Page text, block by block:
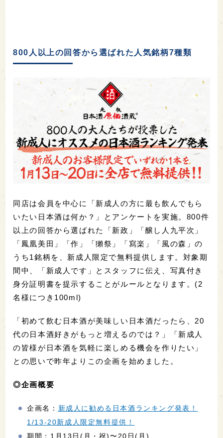
800人以上の回答から選ばれた人気銘柄7種類
同店は会員を中心に「新成人の方に最も飲んでもら
いたい日本酒は何か？」とアンケートを実施。800件
以上の回答から選ばれた「新政」「醸し人九平次」
「鳳凰美田」「作」「獺祭」「寫楽」「風の森」の
うち1銘柄を、新成人限定で無料提供します。対象期
間中、「新成人です」とスタッフに伝え、写真付き
身分証明書を提示することがルールとなります。(2
名様につき100ml)
「初めて飲む日本酒が美味しい日本酒だったら、20
代の日本酒好きがもっと増えるのでは？」「新成人
の皆様が日本酒を気軽に楽しめる機会を作りたい」
との思いで昨年よりこの企画を始めました。
◎企画概要
企画名： 新成人に勧める日本酒ランキング発表！
1/13-20新成人限定無料提供！
期間：1月13日(月・祝)〜20日(月)